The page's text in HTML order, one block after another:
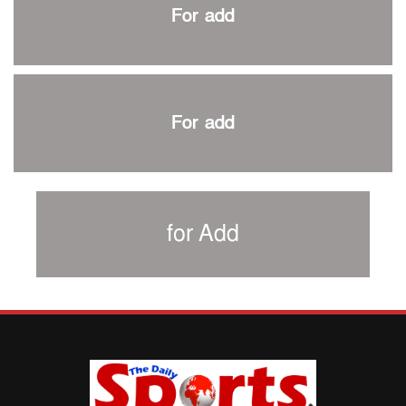
শান্ত-মুমিনুলদের ব্যাটে প্রথম দিন বাংলাদেশের
প্রচার বিমুখ এক ক্রীড়া অন্তপ্রাণ সংগঠক
সাফের হ্যাটট্রিক মিশনে থাইল্যান্ডের পথে আফঈদারা
বায়ার্নকে বিদায় করে ফাইনালে পিএসজি
আগামী বছর থেকে শিক্ষাক্ষেত্রে খেলাধুলা বাধ্যতামূলক করা হবে:
পাকিস্তানের বিপক্ষে টেস্টের আগে বাংলাদেশের প্রস্তুতি নিয়ে
আত্মবিশ্বাসী সিমন্স
For add
For add
for Add